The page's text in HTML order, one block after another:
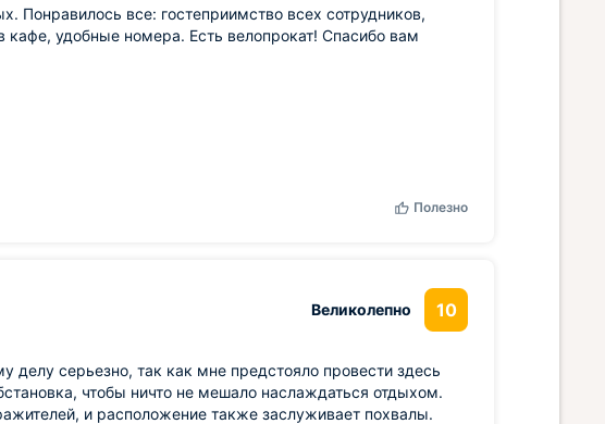
Понравилось все: гостеприимство всех сотрудников,
кафе, удобные номера. Есть велопрокат! Спасибо вам
Полезно
Великолепно 10
делу серьезно, так как мне предстояло провести здесь
чтобы ничто не мешало наслаждаться отдыхом.
и расположение также заслуживает похвалы.